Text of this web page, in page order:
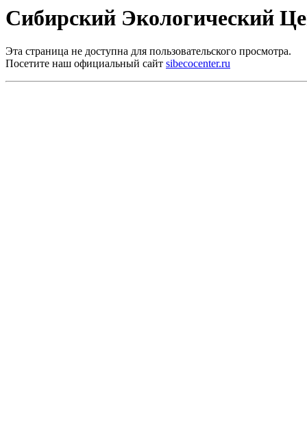
Сибирский Экологический
Эта страница не доступна для пользовательского просмотра.
Посетите наш официальный сайт sibecocenter.ru